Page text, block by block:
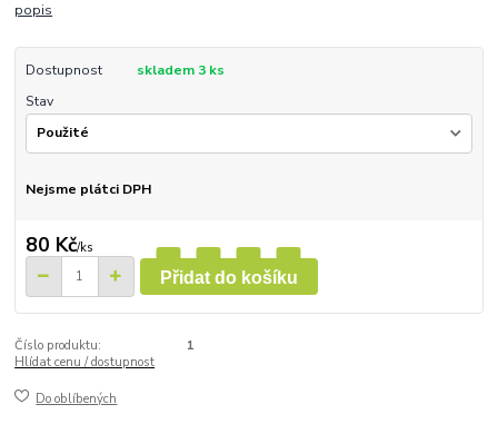
popis
Dostupnost
skladem 3 ks
Stav
Nejsme plátci DPH
80 Kč/ks
Přidat do košíku
Číslo produktu:
1
Hlídat cenu / dostupnost
Do oblíbených